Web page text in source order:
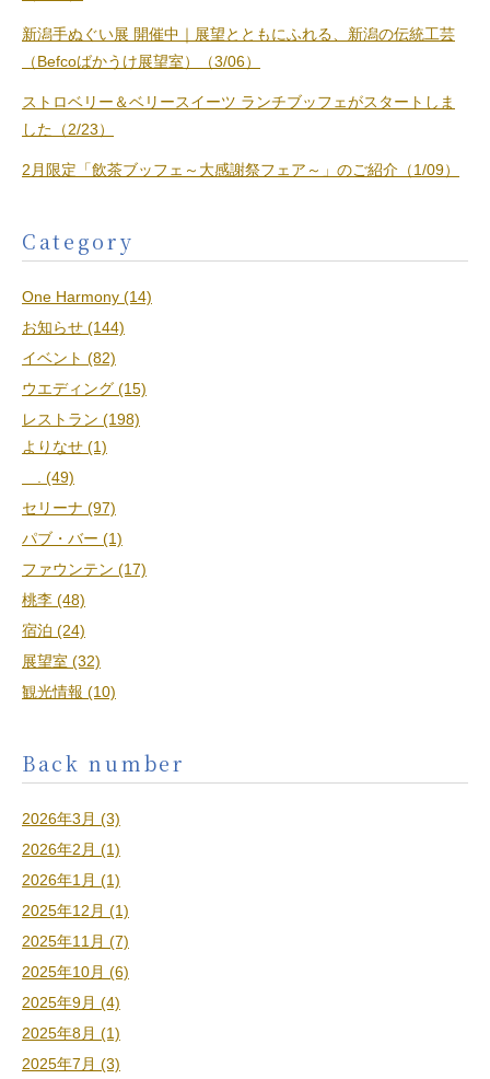
新潟手ぬぐい展 開催中｜展望とともにふれる、新潟の伝統工芸
（Befcoばかうけ展望室）（3/06）
ストロベリー＆ベリースイーツ ランチブッフェがスタートしま
した（2/23）
2月限定「飲茶ブッフェ～大感謝祭フェア～」のご紹介（1/09）
Category
One Harmony (14)
お知らせ (144)
イベント (82)
ウエディング (15)
レストラン (198)
よりなせ (1)
. (49)
セリーナ (97)
パブ・バー (1)
ファウンテン (17)
桃李 (48)
宿泊 (24)
展望室 (32)
観光情報 (10)
Back number
2026年3月 (3)
2026年2月 (1)
2026年1月 (1)
2025年12月 (1)
2025年11月 (7)
2025年10月 (6)
2025年9月 (4)
2025年8月 (1)
2025年7月 (3)